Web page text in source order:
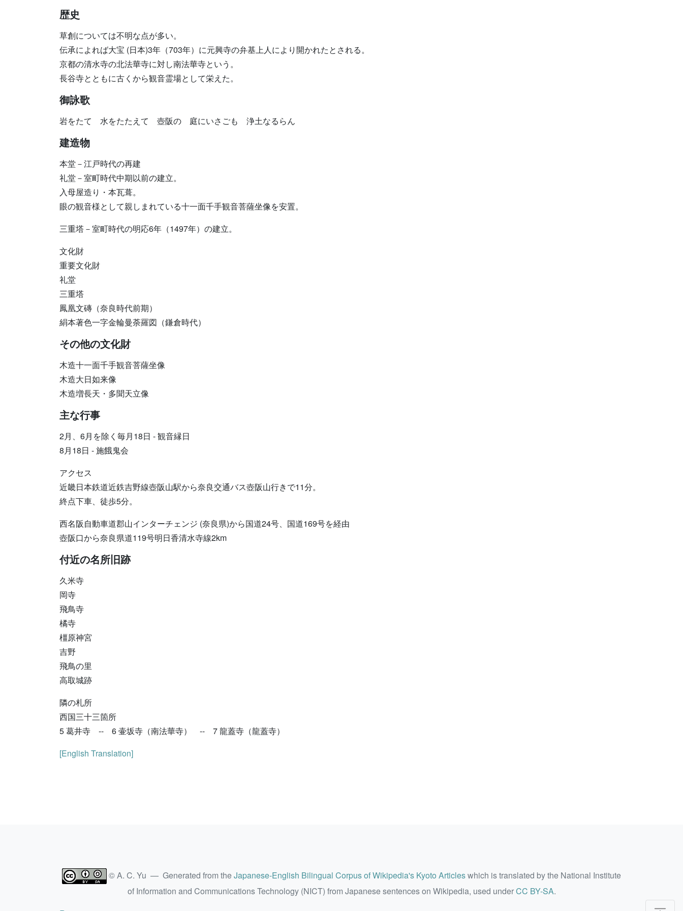
歴史
草創については不明な点が多い。
伝承によれば大宝 (日本)3年（703年）に元興寺の弁基上人により開かれたとされる。
京都の清水寺の北法華寺に対し南法華寺という。
長谷寺とともに古くから観音霊場として栄えた。
御詠歌
岩をたて 水をたたえて 壺阪の 庭にいさごも 浄土なるらん
建造物
本堂－江戸時代の再建
礼堂－室町時代中期以前の建立。
入母屋造り・本瓦葺。
眼の観音様として親しまれている十一面千手観音菩薩坐像を安置。
三重塔－室町時代の明応6年（1497年）の建立。
文化財
重要文化財
礼堂
三重塔
鳳凰文磚（奈良時代前期）
絹本著色一字金輪曼荼羅図（鎌倉時代）
その他の文化財
木造十一面千手観音菩薩坐像
木造大日如来像
木造増長天・多聞天立像
主な行事
2月、6月を除く毎月18日 - 観音縁日
8月18日 - 施餓鬼会
アクセス
近畿日本鉄道近鉄吉野線壺阪山駅から奈良交通バス壺阪山行きで11分。
終点下車、徒歩5分。
西名阪自動車道郡山インターチェンジ (奈良県)から国道24号、国道169号を経由
壺阪口から奈良県道119号明日香清水寺線2km
付近の名所旧跡
久米寺
岡寺
飛鳥寺
橘寺
橿原神宮
吉野
飛鳥の里
高取城跡
隣の札所
西国三十三箇所
5 葛井寺 -- 6 壷坂寺（南法華寺） -- 7 龍蓋寺（龍蓋寺）
[English Translation]
© A. C. Yu — Generated from theJapanese-English Bilingual Corpus of Wikipedia's Kyoto Articleswhich is translated by the National Institute
of Information and Communications Technology (NICT) from Japanese sentences on Wikipedia, used underCC BY-SA.